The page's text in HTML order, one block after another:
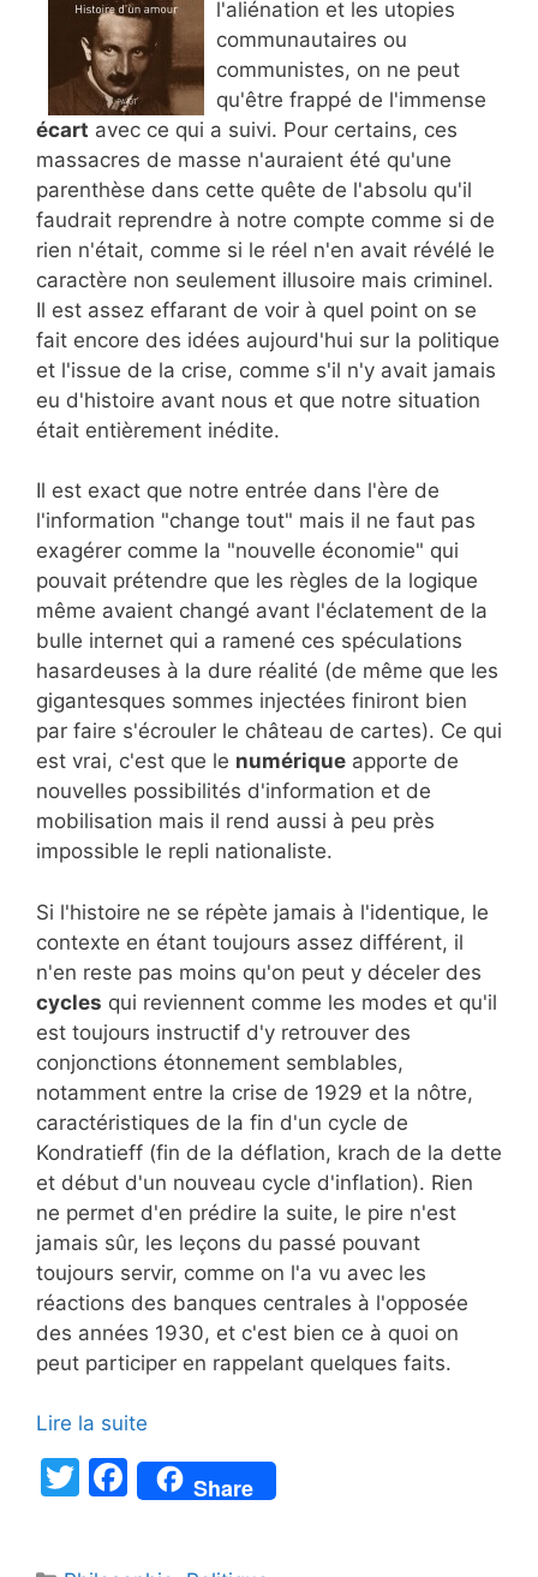
l'aliénation et les utopies
communautaires ou
communistes, on ne peut
qu'être frappé de l'immense
écart avec ce qui a suivi. Pour certains, ces
massacres de masse n'auraient été qu'une
parenthèse dans cette quête de l'absolu qu'il
faudrait reprendre à notre compte comme si de
rien n'était, comme si le réel n'en avait révélé le
caractère non seulement illusoire mais criminel.
Il est assez effarant de voir à quel point on se
fait encore des idées aujourd'hui sur la politique
et l'issue de la crise, comme s'il n'y avait jamais
eu d'histoire avant nous et que notre situation
était entièrement inédite.
Il est exact que notre entrée dans l'ère de
l'information "change tout" mais il ne faut pas
exagérer comme la "nouvelle économie" qui
pouvait prétendre que les règles de la logique
même avaient changé avant l'éclatement de la
bulle internet qui a ramené ces spéculations
hasardeuses à la dure réalité (de même que les
gigantesques sommes injectées finiront bien
par faire s'écrouler le château de cartes). Ce qui
est vrai, c'est que le numérique apporte de
nouvelles possibilités d'information et de
mobilisation mais il rend aussi à peu près
impossible le repli nationaliste.
Si l'histoire ne se répète jamais à l'identique, le
contexte en étant toujours assez différent, il
n'en reste pas moins qu'on peut y déceler des
cycles qui reviennent comme les modes et qu'il
est toujours instructif d'y retrouver des
conjonctions étonnement semblables,
notamment entre la crise de 1929 et la nôtre,
caractéristiques de la fin d'un cycle de
Kondratieff (fin de la déflation, krach de la dette
et début d'un nouveau cycle d'inflation). Rien
ne permet d'en prédire la suite, le pire n'est
jamais sûr, les leçons du passé pouvant
toujours servir, comme on l'a vu avec les
réactions des banques centrales à l'opposée
des années 1930, et c'est bien ce à quoi on
peut participer en rappelant quelques faits.
Lire la suite
T
F
a
Share